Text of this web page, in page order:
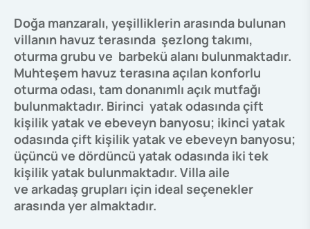
Doğa manzaralı, yeşilliklerin arasında bulunan
villanın havuz terasında şezlong takımı,
oturma grubu ve barbekü alanı bulunmaktadır.
Muhteşem havuz terasına açılan konforlu
oturma odası, tam donanımlı açık mutfağı
bulunmaktadır. Birinci yatak odasında çift
kişilik yatak ve ebeveyn banyosu; ikinci yatak
odasında çift kişilik yatak ve ebeveyn banyosu;
üçüncü ve dördüncü yatak odasında iki tek
kişilik yatak bulunmaktadır. Villa aile
ve arkadaş grupları için ideal seçenekler
arasında yer almaktadır.